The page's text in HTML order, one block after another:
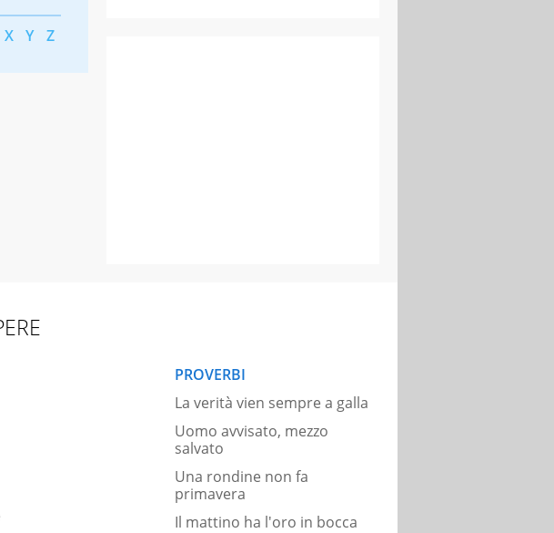
X Y Z
PROVERBI
La verità vien sempre a galla
Uomo avvisato, mezzo
salvato
Una rondine non fa
primavera
Il mattino ha l'oro in bocca